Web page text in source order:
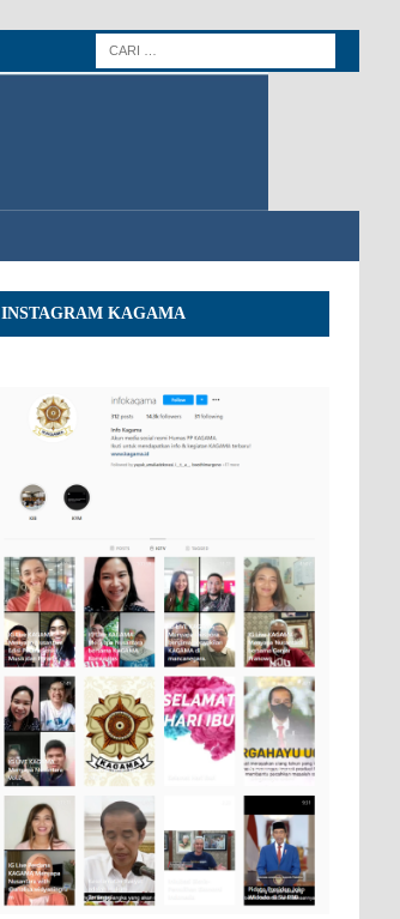
INSTAGRAM KAGAMA